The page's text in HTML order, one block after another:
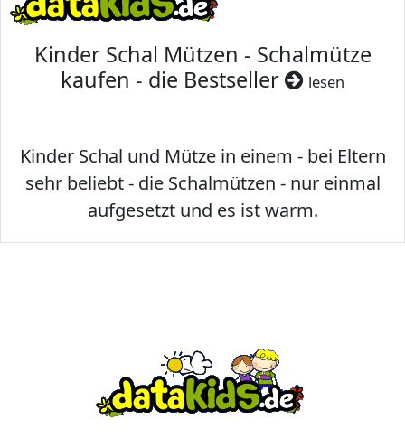
Kinder Schal Mützen - Schalmütze
kaufen - die Bestseller
lesen
Kinder Schal und Mütze in einem - bei Eltern
sehr beliebt - die Schalmützen - nur einmal
aufgesetzt und es ist warm.